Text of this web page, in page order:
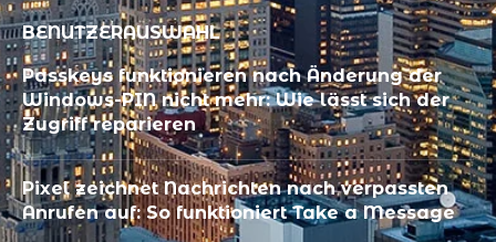
BENUTZERAUSWAHL
Passkeys funktionieren nach Änderung der
Windows-PIN nicht mehr: Wie lässt sich der
Zugriff reparieren
Pixel zeichnet Nachrichten nach verpassten
Anrufen auf: So funktioniert Take a Message